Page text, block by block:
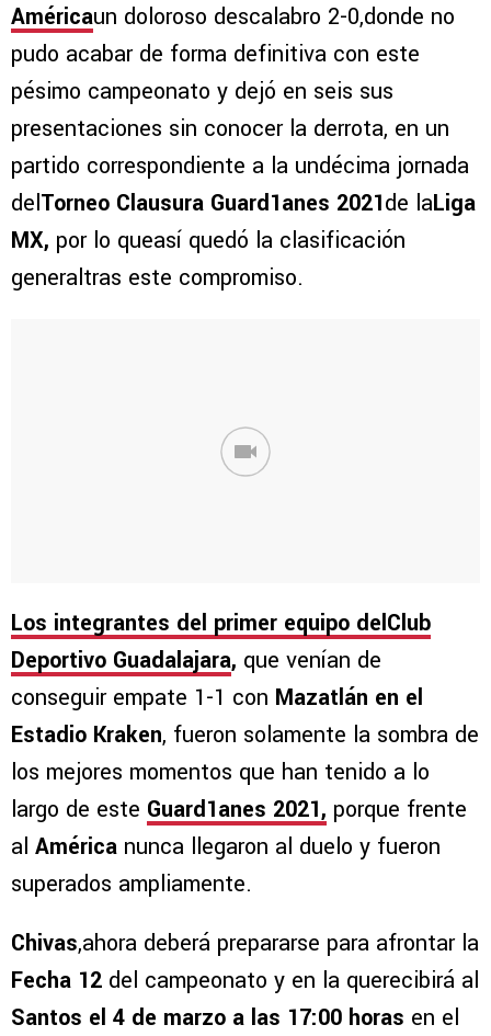
Américaun doloroso descalabro 2-0,donde no
pudo acabar de forma definitiva con este
pésimo campeonato y dejó en seis sus
presentaciones sin conocer la derrota, en un
partido correspondiente a la undécima jornada
delTorneo Clausura Guard1anes 2021de laLiga
MX, por lo queasí quedó la clasificación
generaltras este compromiso.
Los integrantes del primer equipo delClub
Deportivo Guadalajara, que venían de
conseguir empate 1-1 con Mazatlán en el
Estadio Kraken, fueron solamente la sombra de
los mejores momentos que han tenido a lo
largo de este Guard1anes 2021, porque frente
al América nunca llegaron al duelo y fueron
superados ampliamente.
Chivas,ahora deberá prepararse para afrontar la
Fecha 12 del campeonato y en la querecibirá al
Santos el 4 de marzo a las 17:00 horas en el